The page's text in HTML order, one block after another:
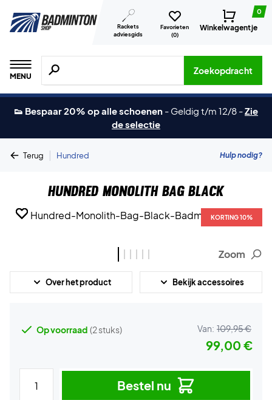
Rackets
adviesgids
Favorieten
(0)
0
Winkelwagentje
MENU
Zoeken naar producten, merken etc.
Zoekopdracht
👟 Bespaar 20% op alle schoenen - Geldig t/m 12/8 -Zie
de selectie
Terug | Hundred Hulp nodig?
Hundred Monolith Bag Black
KORTING 10%
KORTING 10%
KORTING 10%
KORTING 10%
KORTING 10%
KORTING 10%
Zoom
Over het product Bekijk accessoires
Op voorraad (2 stuks) Van: 109,95 €
99,00 €
Bestel nu